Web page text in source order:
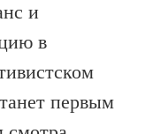
и
в
первым